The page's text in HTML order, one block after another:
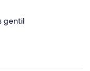
gentil